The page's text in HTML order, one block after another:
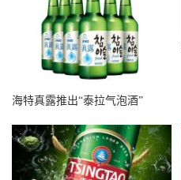
海特真露推出“泰拉气泡酒”